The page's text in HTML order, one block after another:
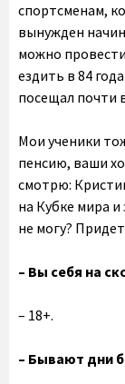
спортсменам,
вынужден
можно
ездить в 84
посещал почти
Мои ученики
пенсию, ваши
смотрю:
на Кубке мира
не могу?
– Вы себя на
– 18+.
– Бывают дни